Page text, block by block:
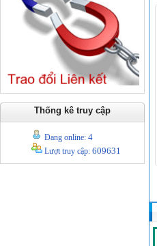
Thống kê truy cập
Đang online: 4
Lượt truy cập: 609631